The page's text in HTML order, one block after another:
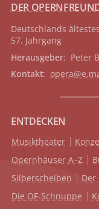
DER
Deutschlands
57. Jahrgang
Herausgeber: Peter
Kontakt:
ENTDECKEN
Musiktheater
Opernhäuser A–Z
Silberscheiben
Der
Die OF-Schnuppe